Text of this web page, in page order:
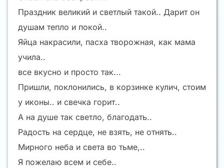
Праздник великий и светлый такой.. Дарит он
душам тепло и покой..
Яйца накрасили, пасха творожная, как мама
учила..
все вкусно и просто так...
Пришли, поклонились, в корзинке кулич, стоим
у иконы.. и свечка горит..
А на душе так светло, благодать..
Радость на сердце, не взять, не отнять..
Мирного неба и света во тьме,..
Я пожелаю всем и себе..